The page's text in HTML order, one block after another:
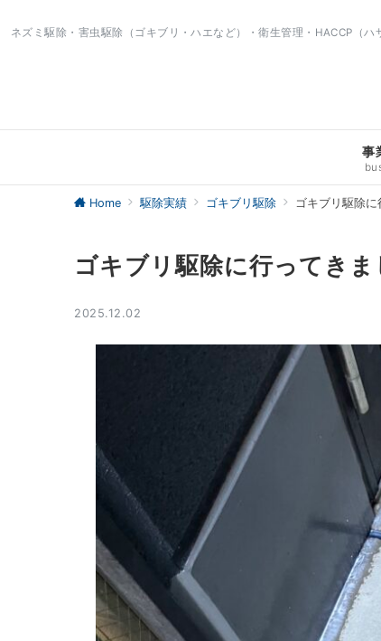
ネズミ駆除・害虫駆除（ゴキブリ・ハエなど）・衛生管理・HACCP（
事
Home 駆除実績 ゴキブリ駆除 ゴキブリ駆除に
ゴキブリ駆除に行ってきま
2025.12.02